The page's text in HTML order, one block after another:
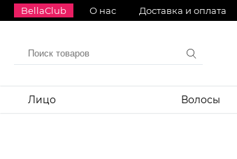
BellaClub О нас Доставка и оплата
Лицо Волосы